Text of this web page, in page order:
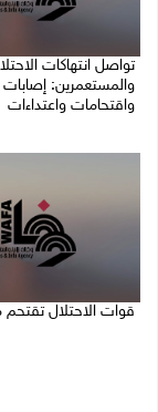
تواصل انتهاكات
والمستعمرين: إصابات
واقتحامات واعتداءات
قوات الاحتلال تقتحم